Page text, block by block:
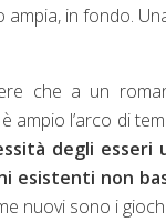
ampia, in fondo.
che a un
ampio l’arco di
degli esseri
esistenti non
nuovi sono i